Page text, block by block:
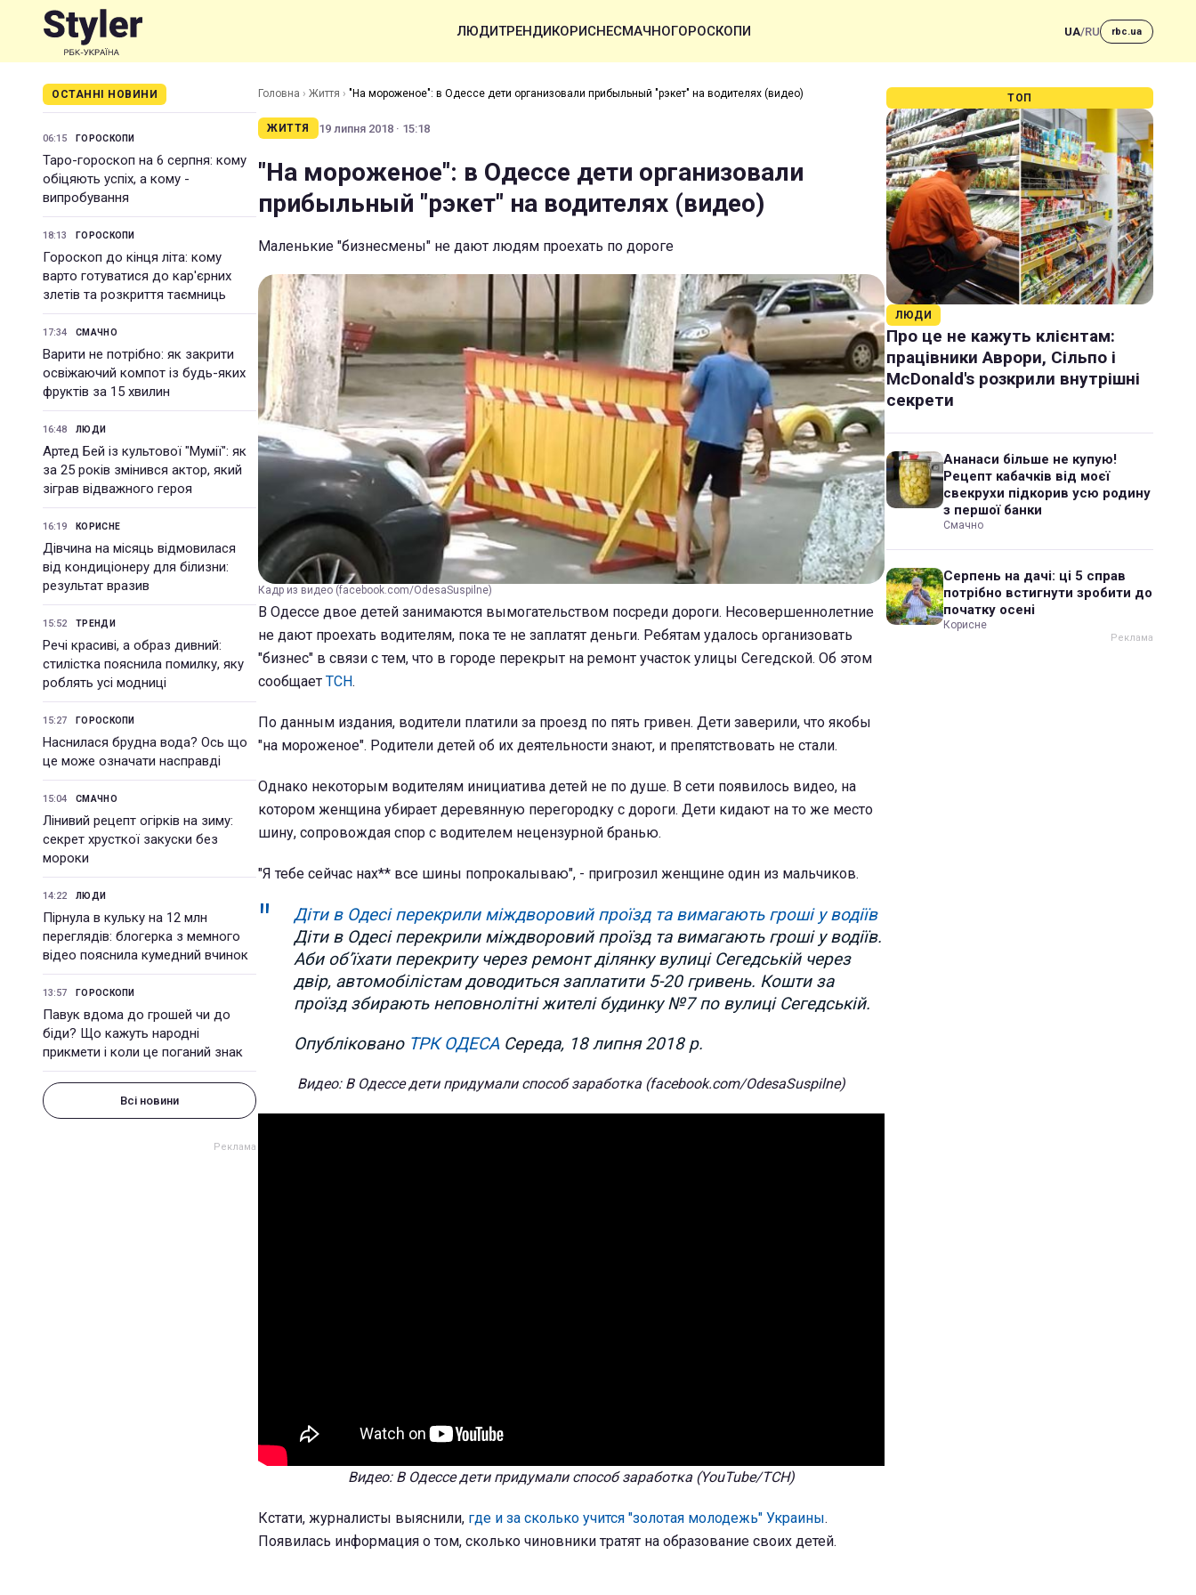
ЛЮДИТРЕНДИКОРИСНЕСМАЧНОГОРОСКОПИ UA/RU rbc.ua
ОСТАННІ НОВИНИ
06:15 ГОРОСКОПИ
Таро-гороскоп на 6 серпня: кому
обіцяють успіх, а кому -
випробування
18:13 ГОРОСКОПИ
Гороскоп до кінця літа: кому
варто готуватися до кар'єрних
злетів та розкриття таємниць
17:34 СМАЧНО
Варити не потрібно: як закрити
освіжаючий компот із будь-яких
фруктів за 15 хвилин
16:48 ЛЮДИ
Артед Бей із культової "Мумії": як
за 25 років змінився актор, який
зіграв відважного героя
16:19 КОРИСНЕ
Дівчина на місяць відмовилася
від кондиціонеру для білизни:
результат вразив
15:52 ТРЕНДИ
Речі красиві, а образ дивний:
стилістка пояснила помилку, яку
роблять усі модниці
15:27 ГОРОСКОПИ
Наснилася брудна вода? Ось що
це може означати насправді
15:04 СМАЧНО
Лінивий рецепт огірків на зиму:
секрет хрусткої закуски без
мороки
14:22 ЛЮДИ
Пірнула в кульку на 12 млн
переглядів: блогерка з мемного
відео пояснила кумедний вчинок
13:57 ГОРОСКОПИ
Павук вдома до грошей чи до
біди? Що кажуть народні
прикмети і коли це поганий знак
Всі новини
Головна › Життя › "На мороженое": в Одессе дети организовали прибыльный "рэкет" на водителях (видео)
ЖИТТЯ 19 липня 2018 · 15:18
"На мороженое": в Одессе дети организовали
прибыльный "рэкет" на водителях (видео)
Маленькие "бизнесмены" не дают людям проехать по дороге
Кадр из видео (facebook.com/OdesaSuspilne)
В Одессе двое детей занимаются вымогательством посреди дороги. Несовершеннолетние
не дают проехать водителям, пока те не заплатят деньги. Ребятам удалось организовать
"бизнес" в связи с тем, что в городе перекрыт на ремонт участок улицы Сегедской. Об этом
сообщает ТСН.
По данным издания, водители платили за проезд по пять гривен. Дети заверили, что якобы
"на мороженое". Родители детей об их деятельности знают, и препятствовать не стали.
Однако некоторым водителям инициатива детей не по душе. В сети появилось видео, на
котором женщина убирает деревянную перегородку с дороги. Дети кидают на то же место
шину, сопровождая спор с водителем нецензурной бранью.
"Я тебе сейчас нах** все шины попрокалываю", - пригрозил женщине один из мальчиков.
Діти в Одесі перекрили міждворовий проїзд та вимагають гроші у водіїв
Діти в Одесі перекрили міждворовий проїзд та вимагають гроші у водіїв.
Аби об’їхати перекриту через ремонт ділянку вулиці Сегедській через
двір, автомобілістам доводиться заплатити 5-20 гривень. Кошти за
проїзд збирають неповнолітні жителі будинку №7 по вулиці Сегедській.
Опубліковано ТРК ОДЕСА Середа, 18 липня 2018 р.
Видео: В Одессе дети придумали способ заработка (facebook.com/OdesaSuspilne)
Видео: В Одессе дети придумали способ заработка (YouTube/ТСН)
Кстати, журналисты выяснили, где и за сколько учится "золотая молодежь" Украины.
Появилась информация о том, сколько чиновники тратят на образование своих детей.
ТОП
ЛЮДИ
Про це не кажуть клієнтам:
працівники Аврори, Сільпо і
McDonald's розкрили внутрішні
секрети
Ананаси більше не купую!
Рецепт кабачків від моєї
свекрухи підкорив усю родину
з першої банки
Смачно
Серпень на дачі: ці 5 справ
потрібно встигнути зробити до
початку осені
Корисне